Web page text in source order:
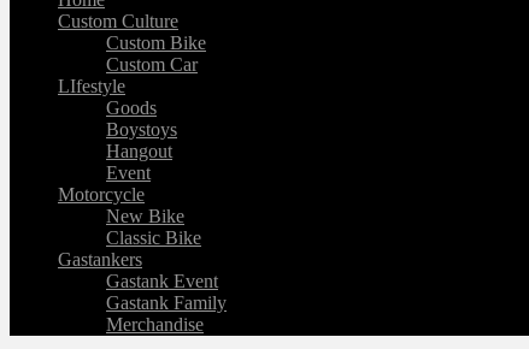
Custom Culture
Custom Bike
Custom Car
LIfestyle
Goods
Boystoys
Hangout
Event
Motorcycle
New Bike
Classic Bike
Gastankers
Gastank Event
Gastank Family
Merchandise